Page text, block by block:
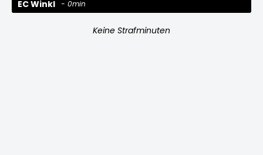
EC Winkl 0min
Keine Strafminuten